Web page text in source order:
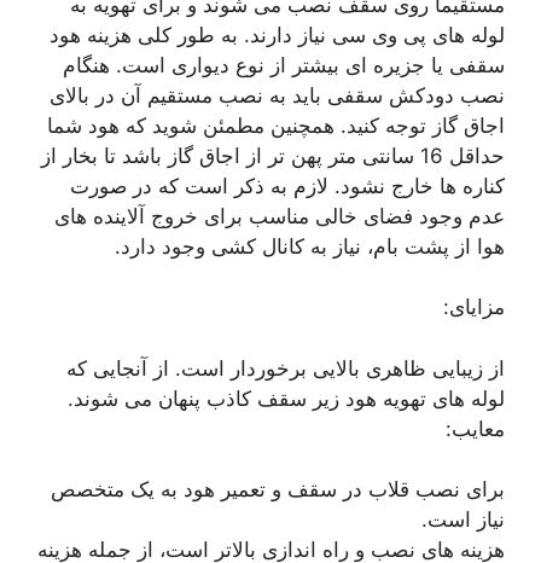
لوله های پی وی سی نیاز دارند. به طور کلی هزینه هود
سقفی یا جزیره ای بیشتر از نوع دیواری است. هنگام
نصب دودکش سقفی باید به نصب مستقیم آن در بالای
اجاق گاز توجه کنید. همچنین مطمئن شوید که هود شما
حداقل 16 سانتی متر پهن تر از اجاق گاز باشد تا بخار از
کناره ها خارج نشود. لازم به ذکر است که در صورت
عدم وجود فضای خالی مناسب برای خروج آلاینده های
هوا از پشت بام، نیاز به کانال کشی وجود دارد.
مزایای:
از زیبایی ظاهری بالایی برخوردار است. از آنجایی که
لوله های تهویه هود زیر سقف کاذب پنهان می شوند.
معایب:
برای نصب قلاب در سقف و تعمیر هود به یک متخصص
نیاز است.
هزینه های نصب و راه اندازی بالاتر است، از جمله هزینه